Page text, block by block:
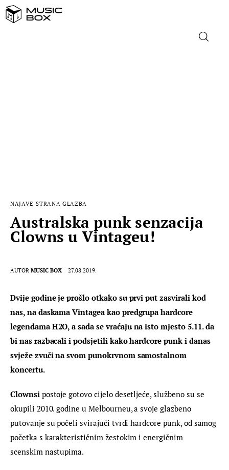
NAJAVE STRANA GLAZBA
Australska punk senzacija
Clowns u Vintageu!
AUTOR MUSIC BOX 27.08.2019.
Dvije godine je prošlo otkako su prvi put zasvirali kod
nas, na daskama Vintagea kao predgrupa hardcore
legendama H2O, a sada se vraćaju na isto mjesto 5.11. da
bi nas razbacali i podsjetili kako hardcore punk i danas
svježe zvuči na svom punokrvnom samostalnom
koncertu.
Clownsi postoje gotovo cijelo desetljeće, službeno su se
okupili 2010. godine u Melbourneu, a svoje glazbeno
putovanje su počeli svirajući tvrdi hardcore punk, od samog
početka s karakterističnim žestokim i energičnim
scenskim nastupima.